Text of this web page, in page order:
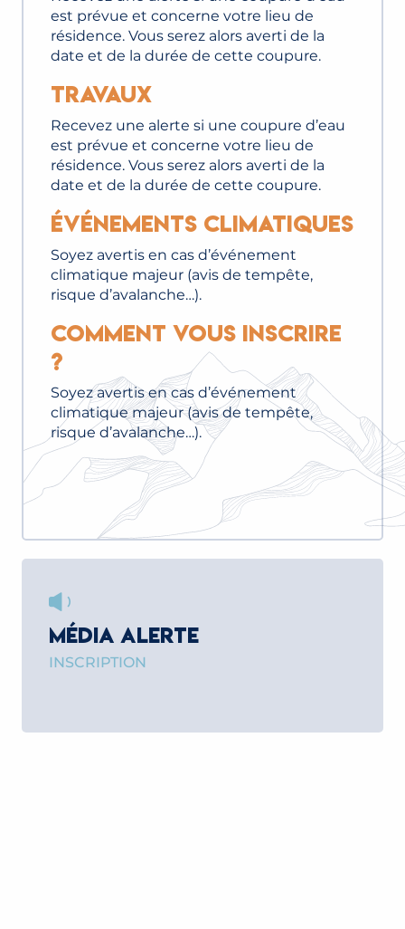
est prévue et concerne votre lieu de
résidence. Vous serez alors averti de la
date et de la durée de cette coupure.
Travaux
Recevez une alerte si une coupure d’eau
est prévue et concerne votre lieu de
résidence. Vous serez alors averti de la
date et de la durée de cette coupure.
Événements climatiques
Soyez avertis en cas d’événement
climatique majeur (avis de tempête,
risque d’avalanche…).
Comment vous inscrire
?
Soyez avertis en cas d’événement
climatique majeur (avis de tempête,
risque d’avalanche…).
MÉDIA ALERTE
INSCRIPTION